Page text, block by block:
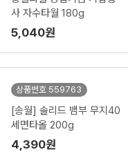
사 자수타월 180g
5,040원
상품번호 559763
[송월] 솔리드 뱀부 무지40
세면타올 200g
4,390원